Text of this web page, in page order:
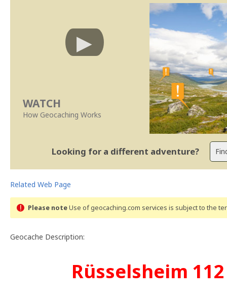
WATCH
How Geocaching Works
Looking for a different adventure?
Related Web Page
Please noteUse of geocaching.com services is subject to the
Geocache Description:
Rüsselsheim